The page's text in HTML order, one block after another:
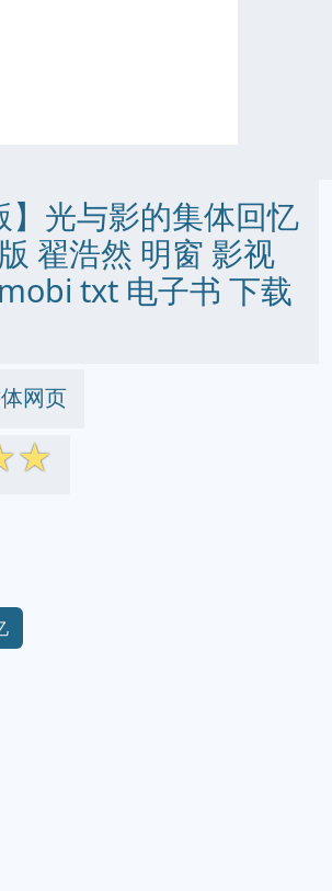
】光与影的集体回忆
翟浩然 明窗 影视
txt 电子书 下载
网页
☆